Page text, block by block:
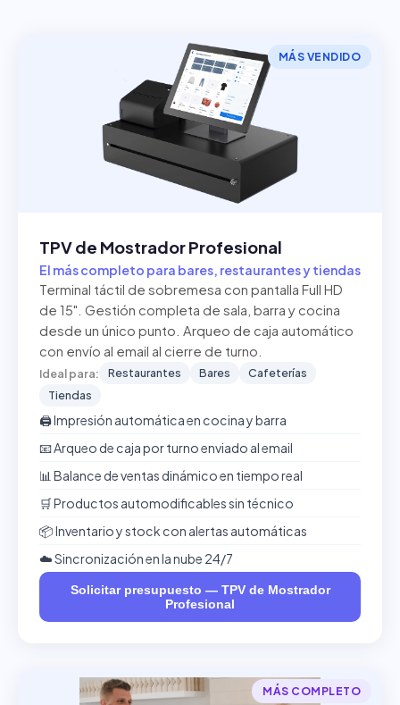
MÁS VENDIDO
TPV de Mostrador Profesional
El más completo para bares, restaurantes y tiendas
Terminal táctil de sobremesa con pantalla Full HD
de 15". Gestión completa de sala, barra y cocina
desde un único punto. Arqueo de caja automático
con envío al email al cierre de turno.
Ideal para: Restaurantes Bares
Cafeterías
Tiendas
🖨️ Impresión automática en cocina y barra
📧 Arqueo de caja por turno enviado al email
📊 Balance de ventas dinámico en tiempo real
🛒 Productos automodificables sin técnico
📦 Inventario y stock con alertas automáticas
☁️ Sincronización en la nube 24/7
Solicitar presupuesto — TPV de Mostrador
Profesional
MÁS COMPLETO